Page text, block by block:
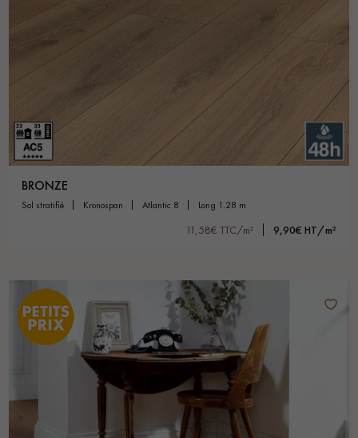
BRONZE
sol stratifié kronospan atlantic 8 long 1.28 m
11,58€ TTC/m² 9,90€ HT/m²